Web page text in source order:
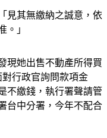
見其無繳納之誠意，依
。」
現她出售不動產所得買
行政官詢問款項金
不繳錢，執行署聲請管
台中分署，今年不配合